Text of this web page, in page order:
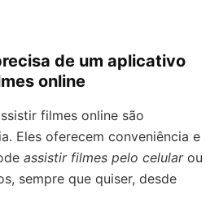
de um aplicativo
online
filmes online são
Eles oferecem conveniência e
assistir filmes pelo celularou
sempre que quiser, desde